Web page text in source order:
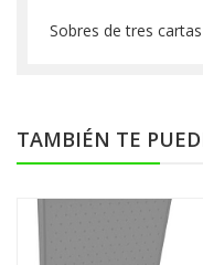
Sobres de tres
TAMBIÉN TE